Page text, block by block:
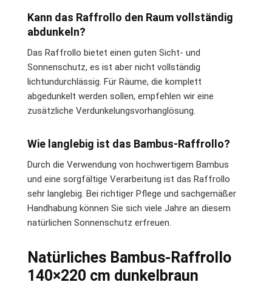
Kann das Raffrollo den Raum vollständig
abdunkeln?
Das Raffrollo bietet einen guten Sicht- und
Sonnenschutz, es ist aber nicht vollständig
lichtundurchlässig. Für Räume, die komplett
abgedunkelt werden sollen, empfehlen wir eine
zusätzliche Verdunkelungsvorhanglösung.
Wie langlebig ist das Bambus-Raffrollo?
Durch die Verwendung von hochwertigem Bambus
und eine sorgfältige Verarbeitung ist das Raffrollo
sehr langlebig. Bei richtiger Pflege und sachgemäßer
Handhabung können Sie sich viele Jahre an diesem
natürlichen Sonnenschutz erfreuen.
Natürliches Bambus-Raffrollo
140×220 cm dunkelbraun